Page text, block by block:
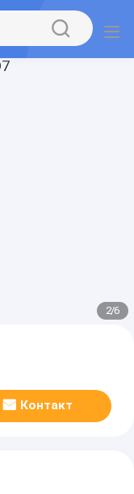
2/6
Контакт